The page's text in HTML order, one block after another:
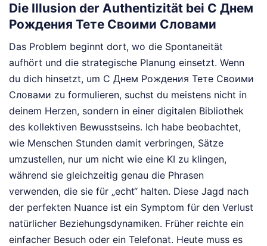
Die Illusion der Authentizität bei С Днем
Рождения Тете Своими Словами
Das Problem beginnt dort, wo die Spontaneität
aufhört und die strategische Planung einsetzt. Wenn
du dich hinsetzt, um С Днем Рождения Тете Своими
Словами zu formulieren, suchst du meistens nicht in
deinem Herzen, sondern in einer digitalen Bibliothek
des kollektiven Bewusstseins. Ich habe beobachtet,
wie Menschen Stunden damit verbringen, Sätze
umzustellen, nur um nicht wie eine KI zu klingen,
während sie gleichzeitig genau die Phrasen
verwenden, die sie für „echt“ halten. Diese Jagd nach
der perfekten Nuance ist ein Symptom für den Verlust
natürlicher Beziehungsdynamiken. Früher reichte ein
einfacher Besuch oder ein Telefonat. Heute muss es